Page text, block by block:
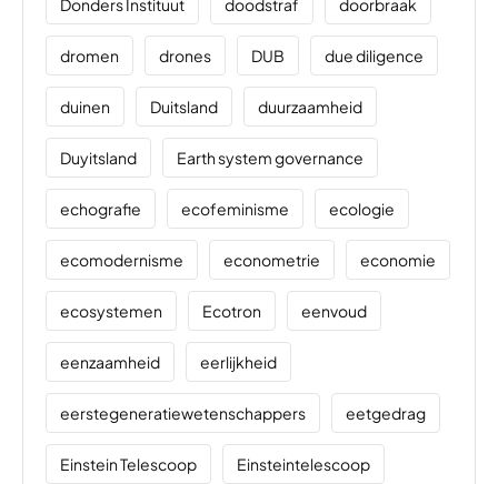
Donders Instituut doodstraf doorbraak
dromen drones DUB due diligence
duinen Duitsland duurzaamheid
Duyitsland Earth system governance
echografie ecofeminisme ecologie
ecomodernisme econometrie economie
ecosystemen Ecotron eenvoud
eenzaamheid eerlijkheid
eerstegeneratiewetenschappers eetgedrag
Einstein Telescoop Einsteintelescoop